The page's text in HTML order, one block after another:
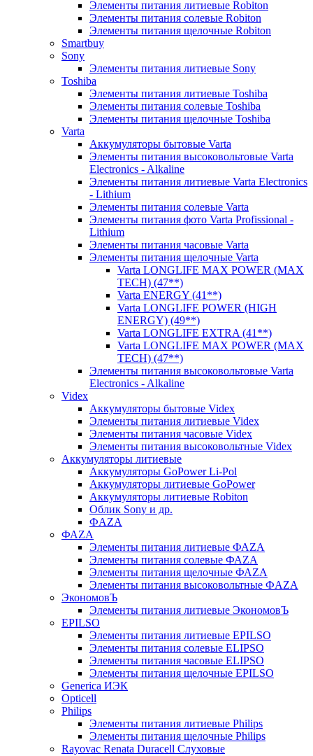
Элементы питания литиевые Robiton
Элементы питания солевые Robiton
Элементы питания щелочные Robiton
Smartbuy
Sony
Элементы питания литиевые Sony
Toshiba
Элементы питания литиевые Toshiba
Элементы питания солевые Toshiba
Элементы питания щелочные Toshiba
Varta
Аккумуляторы бытовые Varta
Элементы питания высоковольтовые Varta
Electronics - Alkaline
Элементы питания литиевые Varta Electronics
- Lithium
Элементы питания солевые Varta
Элементы питания фото Varta Profissional -
Lithium
Элементы питания часовые Varta
Элементы питания щелочные Varta
Varta LONGLIFE MAX POWER (MAX
TECH) (47**)
Varta ENERGY (41**)
Varta LONGLIFE POWER (HIGH
ENERGY) (49**)
Varta LONGLIFE EXTRA (41**)
Varta LONGLIFE MAX POWER (MAX
TECH) (47**)
Элементы питания высоковольтовые Varta
Electronics - Alkaline
Videx
Аккумуляторы бытовые Videx
Элементы питания литиевые Videx
Элементы питания часовые Videx
Элементы питания высоковольтные Videx
Аккумуляторы литиевые
Аккумуляторы GoPower Li-Pol
Аккумуляторы литиевые GoPower
Аккумуляторы литиевые Robiton
Облик Sony и др.
ФAZA
ФАZA
Элементы питания литиевые ФАZА
Элементы питания солевые ФАZА
Элементы питания щелочные ФАZА
Элементы питания высоковольтные ФAZA
ЭкономовЪ
Элементы питания литиевые ЭкономовЪ
EPILSO
Элементы питания литиевые EPILSO
Элементы питания солевые ELIPSO
Элементы питания часовые ELIPSO
Элементы питания щелочные EPILSO
Generica ИЭК
Opticell
Philips
Элементы питания литиевые Philips
Элементы питания щелочные Philips
Rayovac Renata Duracell Слуховые